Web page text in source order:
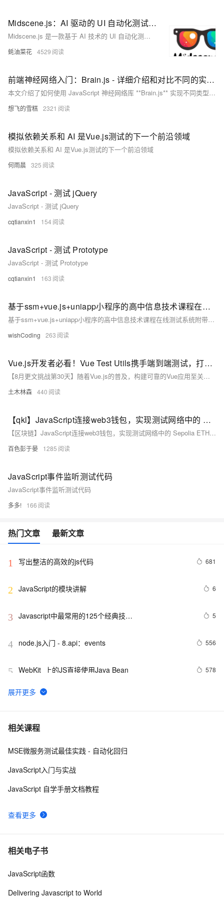
Midscene.js：AI 驱动的 UI 自动化测试框架，支持自然语言交互，生成可视化报告
Midscene.js 是一款基于 AI 技术的 UI 自动化测试框架，通过自然语言交互简化测试流程，支持动作执行、数据查询和页面断言，提供可视化报告，适用于多种应用场景。
蚝油菜花 4529
前端神经网络入门：Brain.js - 详细介绍和对比不同的实现 - CNN、RNN、DNN、FFNN -无需准备环境打开浏览器即可测试运行-支持WebGPU加速
本文介绍了如何使用 JavaScript 神经网络库 **Brain.js** 实现不同类型的神经网络，包括前馈神经网络（FFNN）、深度神经网络（DNN）和循环神经网络（RNN）。通过简单的示例和代码，帮助前端开发者快速入门并理解神经网络的基本概念。文章还对比了各类神经网络的特点和适用场景，并简要介绍了卷积神经网络（CNN）的替代方案。
想飞的雪糕 2321
模拟依赖关系和 AI 是Vue.js测试的下一个前沿领域
模拟依赖关系和 AI 是Vue.js测试的下一个前沿领域
何雨晨 325
JavaScript - 测试 jQuery
JavaScript - 测试 jQuery
cqtianxin1 154
JavaScript - 测试 Prototype
JavaScript - 测试 Prototype
cqtianxin1 163
基于ssm+vue.js+uniapp小程序的高中信息技术课程在线测试系统附带文章和源代码部署视频讲解等
基于ssm+vue.js+uniapp小程序的高中信息技术课程在线测试系统附带文章和源代码部署视频讲解等
wishCoding 263
Vue.js开发者必看！Vue Test Utils携手端到端测试，打造无懈可击的应用体验，引领前端测试新风尚！
【8月更文挑战第30天】随着Vue.js的普及，构建可靠的Vue应用至关重要。测试不仅能确保应用质量，还能提升开发效率。Vue Test Utils作为官方测试库，方便进行单元测试，而结合端到端（E2E）测试，则能构建全面的测试体系，保障应用稳定性。本文将带你深入了解如何使用Vue Test Utils进行单元测试，通过具体示例展示如何测试组件行为；并通过Cypress进行E2E测试，确保整个应用流程的正确性。无论是单元测试还是E2E测试，都能显著提高Vue应用的质量，让你更加自信地交付高质量的应用。
土木林森 440
【qkl】JavaScript连接web3钱包，实现测试网络中的 Sepolia ETH余额查询、转账功能
【区块链】JavaScript连接web3钱包，实现测试网络中的 Sepolia ETH余额查询、转账功能
百色彭于晏 1285
JavaScript事件监听测试代码
JavaScript事件监听测试代码
多多! 166
热门文章 最新文章
1 写出整洁的高效的js代码 681
2 JavaScript的模块讲解 6
3 Javascript中最常用的125个经典技… 5
4 node.js入门 - 8.api：events 556
5 WebKit  上的JS直接使用Java Bean 578
6 ArcGIS JavaScript在线编辑
7 js脚本语言在页面上不执行
8 Visual Studio正式支持jQuery JavaScript程式库
相关课程
查看更多
MSE微服务测试最佳实践 - 自动化回归
JavaScript入门与实战
JavaScript 自学手册文档教程
相关电子书
JavaScript函数
Delivering Javascript to World